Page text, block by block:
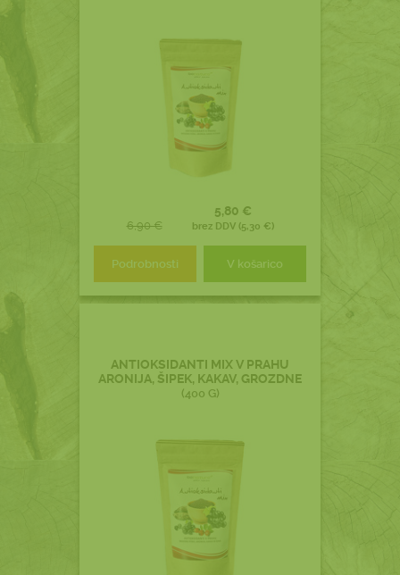
6,90 €
5,80 €
brez DDV (5,30 €)
Podrobnosti V košarico
ANTIOKSIDANTI MIX V PRAHU
ARONIJA, ŠIPEK, KAKAV, GROZDNE
(400 G)